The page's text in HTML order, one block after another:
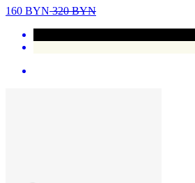
160 BYN320BYN